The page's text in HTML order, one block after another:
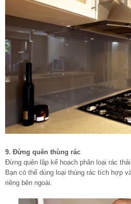
9. Đừng quên thùng rác
Đừng quên lập kế hoạch phân loại rác
Bạn có thể dùng loại thùng rác tích hợp
riêng bên ngoài.